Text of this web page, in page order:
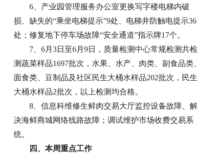
6、产业园管理服务办公室更换写字楼电梯内破
损、缺失的“乘坐电梯提示”9处、电梯井防触电提示36
处；修复地下停车场故障“安全通道”指示牌17个。
7、6月3日至6月9日，质量检测中心常规检测共检
测蔬菜样品1697批次，水果、水产、肉类、副食品类、
面食类、豆制品及社区民生大桶水样品202批次，民生
大桶水样品2批次，以上检测均合格。
8、信息科维修生鲜肉交易大厅监控设备故障、解
决海鲜商城网络线路故障；调试维护市场收费交易系
统。
四、本周重点工作